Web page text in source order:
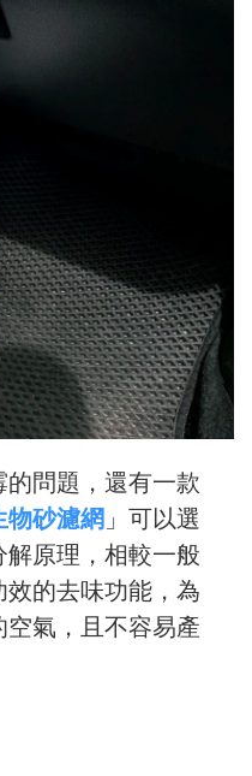
問題，還有一款
物砂濾網 」可以選
原理，相較一般
的去味功能，為
氣，且不容易產